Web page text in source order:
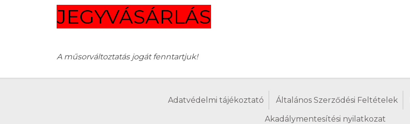
JEGYVÁSÁRLÁS
A műsorváltoztatás jogát fenntartjuk!
Adatvédelmi tájékoztató Általános Szerződési Feltételek
Akadálymentesítési nyilatkozat